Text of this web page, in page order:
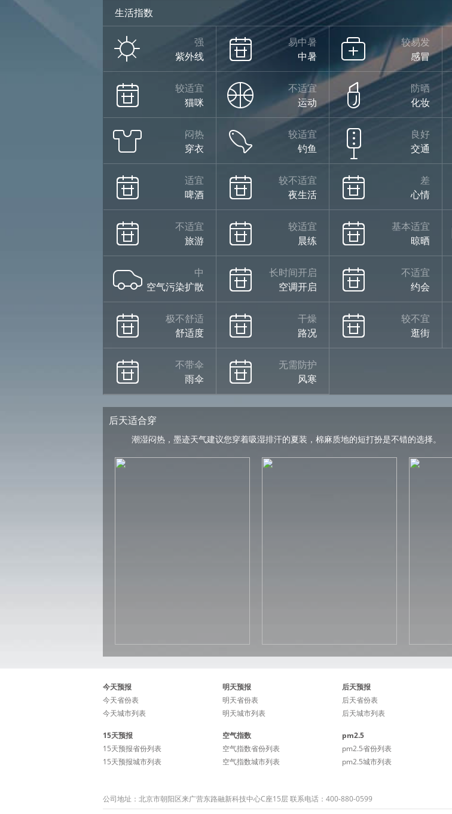
生活指数
强
紫外线
易中暑
中暑
较易发
感冒
较适宜
猫咪
不适宜
运动
防晒
化妆
闷热
穿衣
较适宜
钓鱼
良好
交通
适宜
啤酒
较不适宜
夜生活
差
心情
不适宜
旅游
较适宜
晨练
基本适宜
晾晒
中
空气污染扩散
长时间开启
空调开启
不适宜
约会
极不舒适
舒适度
干燥
路况
较不宜
逛街
不带伞
雨伞
无需防护
风寒
后天适合穿
潮湿闷热，墨迹天气建议您穿着吸湿排汗的夏装，棉麻质地的短打扮是不错的选择。
今天预报
今天省份表
今天城市列表
明天预报
明天省份表
明天城市列表
后天预报
后天省份表
后天城市列表
15天预报
15天预报省份列表
15天预报城市列表
空气指数
空气指数省份列表
空气指数城市列表
pm2.5
pm2.5省份列表
pm2.5城市列表
公司地址：北京市朝阳区来广营东路融新科技中心C座15层 联系电话：400-880-0599